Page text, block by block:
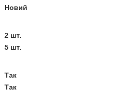
Новий
2 шт.
5 шт.
Так
Так